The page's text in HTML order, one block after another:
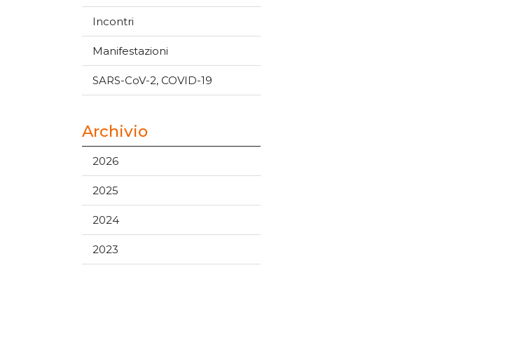
Incontri
Manifestazioni
SARS-CoV-2, COVID-19
Archivio
2026
2025
2024
2023